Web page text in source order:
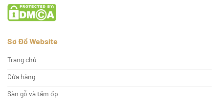
Sơ Đồ Website
Trang chủ
Cửa hàng
Sàn gỗ và tấm ốp